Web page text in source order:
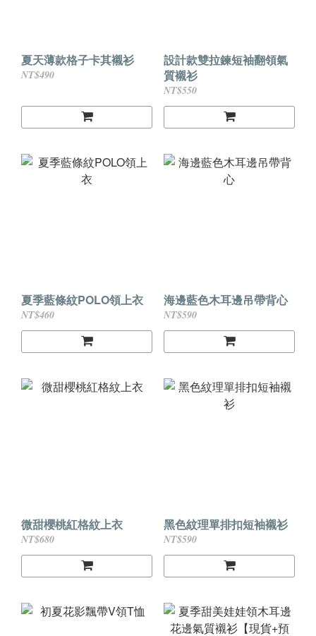
夏天薄款格子卡其襯衫
NT$490
設計款雙拉鍊短袖翻領氣
質襯衫
NT$550
夏季藍條紋POLO領上衣
NT$460
海邊藍色木耳邊吊帶背心
NT$590
微甜櫻桃紅格紋上衣
NT$680
黑色紋理單排扣短袖襯衫
NT$590